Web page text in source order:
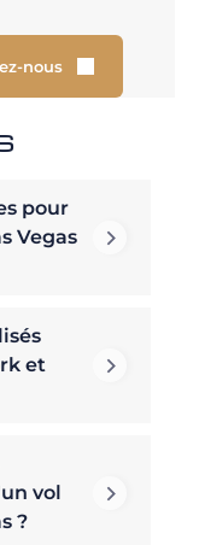
nous
pour
Vegas
et
vol
?